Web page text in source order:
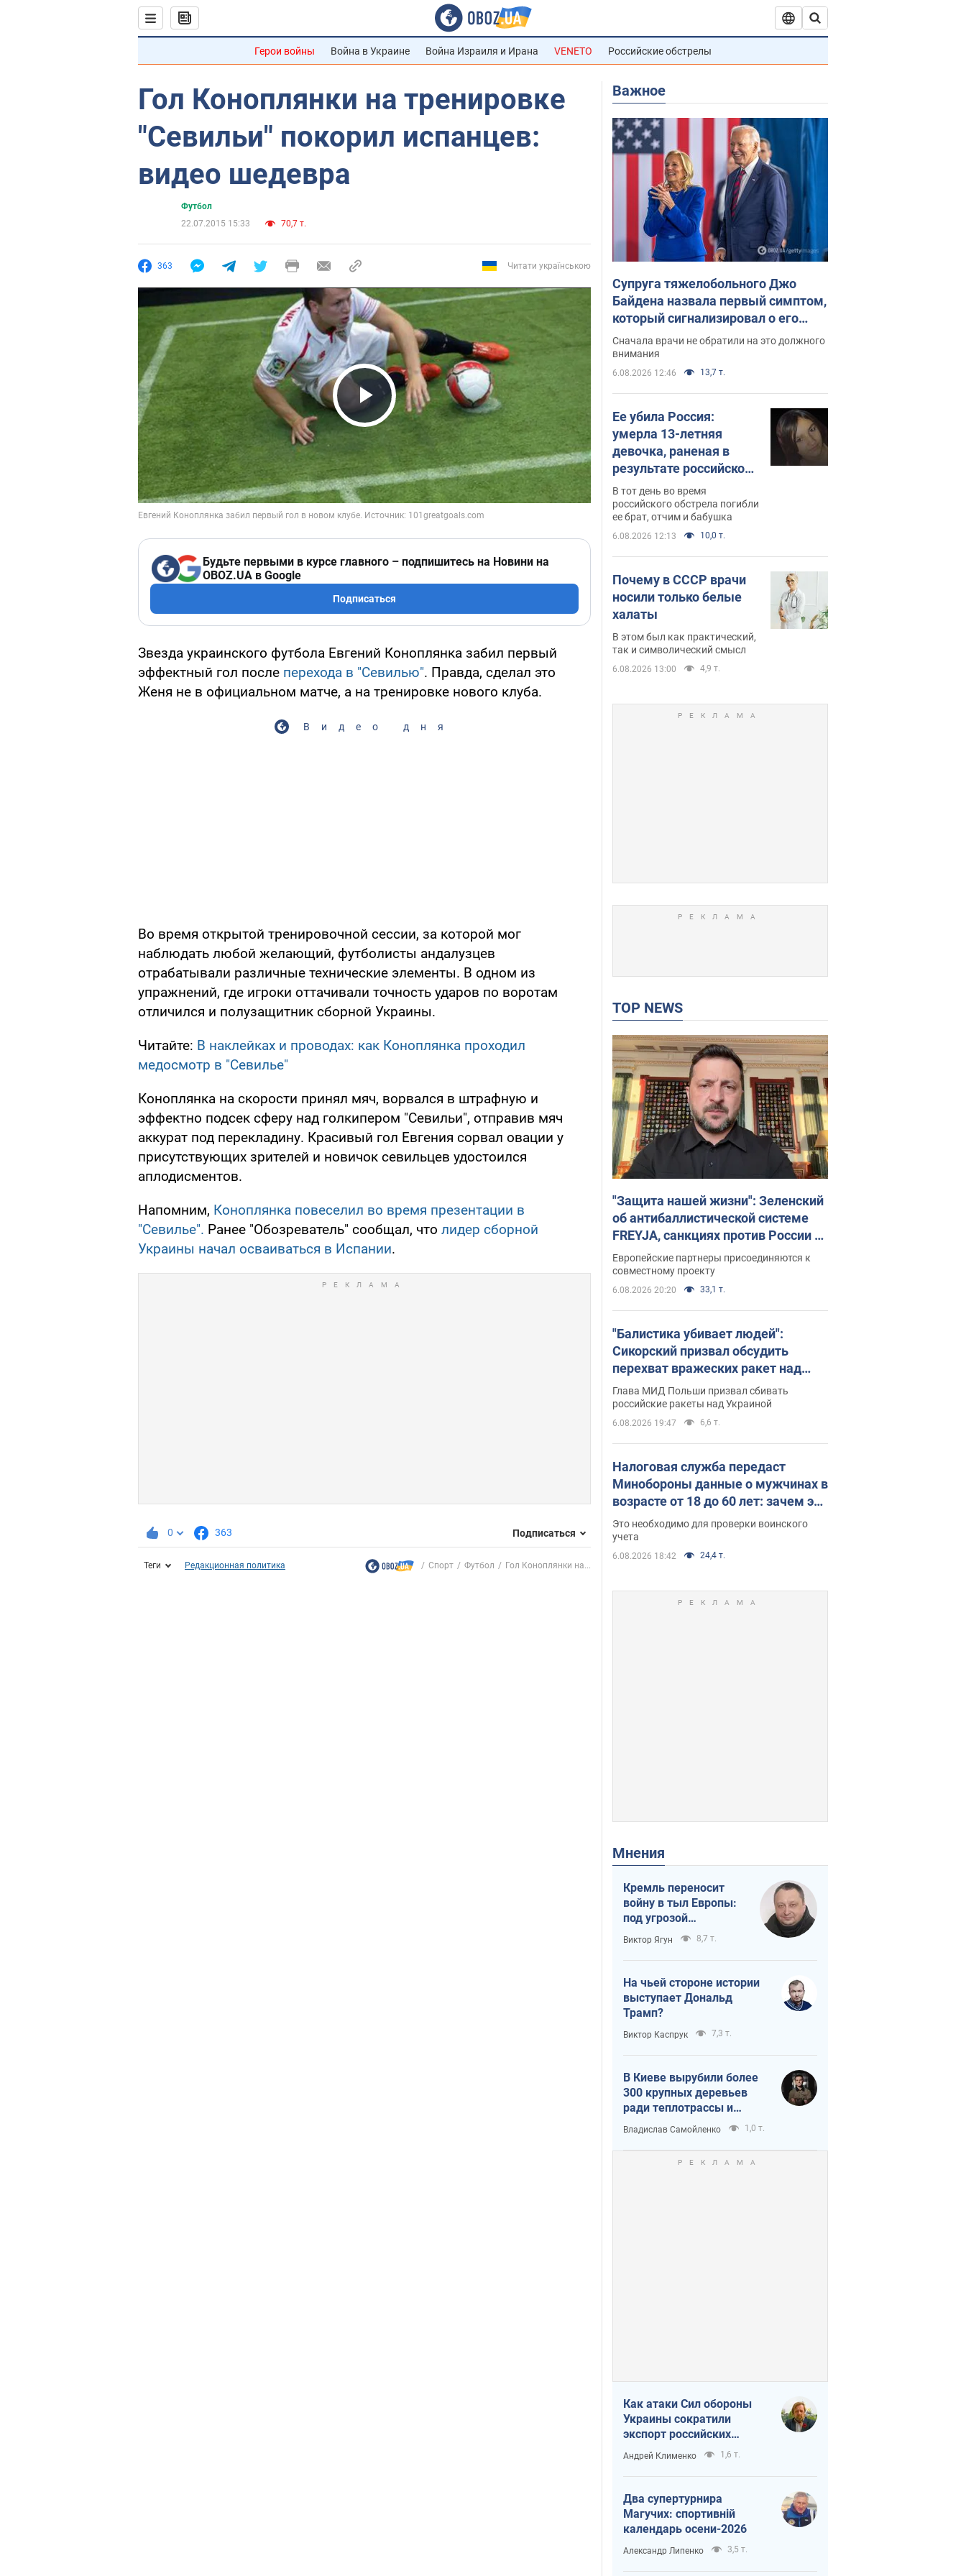
Герои войны Война в Украине Война Израиля и Ирана VENETO Российские обстрелы
Гол Коноплянки на тренировке
"Севильи" покорил испанцев:
видео шедевра
Футбол
22.07.2015 15:33
70,7 т.
363 Читати українською
Play Video
Будьте первыми в курсе главного – подпишитесь на Новини на
OBOZ.UA в Google
Подписаться
Звезда украинского футбола Евгений Коноплянка забил первый
эффектный гол после перехода в "Севилью". Правда, сделал это
Женя не в официальном матче, а на тренировке нового клуба.
Видео дня
Во время открытой тренировочной сессии, за которой мог
наблюдать любой желающий, футболисты андалузцев
отрабатывали различные технические элементы. В одном из
упражнений, где игроки оттачивали точность ударов по воротам
отличился и полузащитник сборной Украины.
Читайте: В наклейках и проводах: как Коноплянка проходил
медосмотр в "Севилье"
Коноплянка на скорости принял мяч, ворвался в штрафную и
эффектно подсек сферу над голкипером "Севильи", отправив мяч
аккурат под перекладину. Красивый гол Евгения сорвал овации у
присутствующих зрителей и новичок севильцев удостоился
аплодисментов.
Напомним, Коноплянка повеселил во время презентации в
"Севилье". Ранее "Обозреватель" сообщал, что лидер сборной
Украины начал осваиваться в Испании.
0 363 Подписаться
Теги Редакционная политика Спорт Футбол Гол Коноплянки на...
Важное
Супруга тяжелобольного Джо
Байдена назвала первый симптом,
который сигнализировал о его
"агрессивном" раке
Сначала врачи не обратили на это должного
внимания
6.08.2026 12:46 13,7 т.
Ее убила Россия:
умерла 13-летняя
девочка, раненая в
результате российской
атаки на Сумскую
область. Фото
В тот день во время
российского обстрела погибли
ее брат, отчим и бабушка
6.08.2026 12:13 10,0 т.
Почему в СССР врачи
носили только белые
халаты
В этом был как практический,
так и символический смысл
6.08.2026 13:00 4,9 т.
TOP NEWS
"Защита нашей жизни": Зеленский
об антибаллистической системе
FREYJA, санкциях против России и
поддержке аграриев. Видео
Европейские партнеры присоединяются к
совместному проекту
6.08.2026 20:20 33,1 т.
"Балистика убивает людей":
Сикорский призвал обсудить
перехват вражеских ракет над
Украиной
Глава МИД Польши призвал сбивать
российские ракеты над Украиной
6.08.2026 19:47 6,6 т.
Налоговая служба передаст
Минобороны данные о мужчинах в
возрасте от 18 до 60 лет: зачем это
нужно
Это необходимо для проверки воинского
учета
6.08.2026 18:42 24,4 т.
Мнения
Кремль переносит
войну в тыл Европы:
под угрозой
критическая
логистика
Виктор Ягун 8,7 т.
На чьей стороне истории
выступает Дональд
Трамп?
Виктор Каспрук 7,3 т.
В Киеве вырубили более
300 крупных деревьев
ради теплотрассы и
вопреки Генплану
Владислав Самойленко 1,0 т.
Как атаки Сил обороны
Украины сократили
экспорт российских
нефтепродуктов
Андрей Клименко 1,6 т.
Два супертурнира
Магучих: спортивній
календарь осени-2026
Александр Липенко 3,5 т.